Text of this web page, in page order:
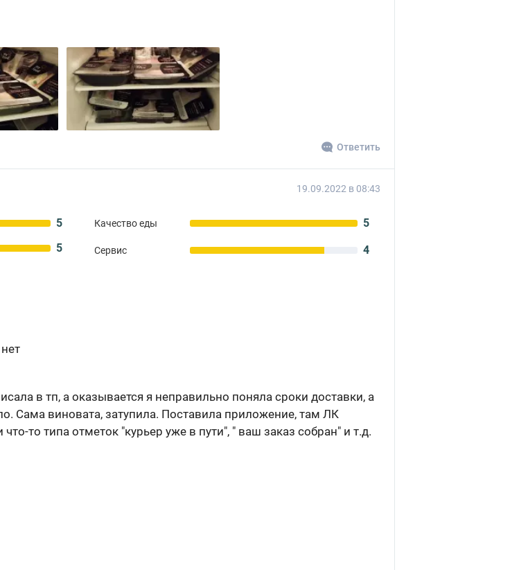
Ответить
19.09.2022 в 08:43
5 Качество еды 5
5 Сервис 4
в тп, а оказывается я неправильно поняла сроки доставки, а
Сама виновата, затупила. Поставила приложение, там ЛК
то типа отметок "курьер уже в пути", " ваш заказ собран" и т.д.